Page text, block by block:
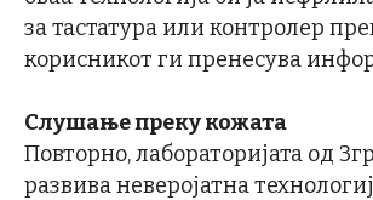
за тастатура или контролер
корисникот ги пренесува
Слушање преку кожата
Повторно, лабораторијата од
развива неверојатна